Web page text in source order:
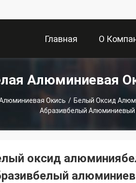
Главная
Страница
О
Алюминиевая
Окись / Белый Оксид
Абразивбелый Алюминиевый
оксид